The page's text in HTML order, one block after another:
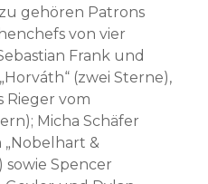
gehören Patrons
von vier
Frank und
(zwei Sterne),
Rieger vom
Micha Schäfer
&
sowie Spencer